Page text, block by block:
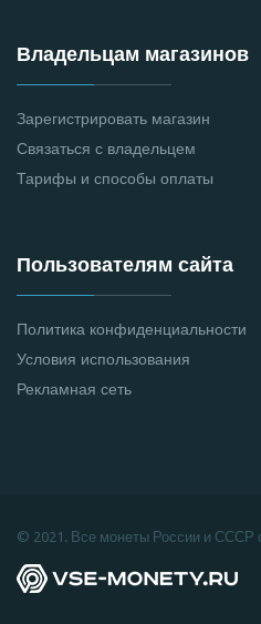
Владельцам магазинов
Зарегистрировать магазин
Связаться с владельцем
Тарифы и способы оплаты
Пользователям сайта
Политика конфиденциальности
Условия использования
Рекламная сеть
© 2021. Все монеты России и СССР